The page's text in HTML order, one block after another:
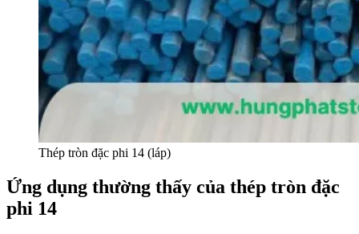
Thép tròn đặc phi 14 (láp)
Ứng dụng thường thấy của thép tròn đặc
phi 14